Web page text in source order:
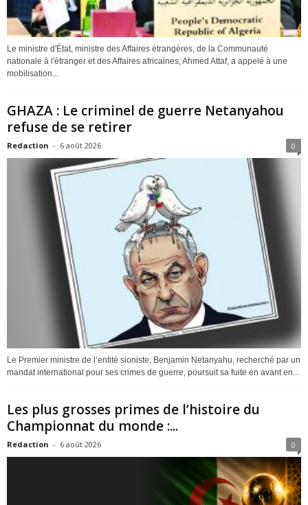
Le ministre d'État, ministre des Affaires étrangères, de la Communauté
nationale à l'étranger et des Affaires africaines, Ahmed Attaf, a appelé à une
mobilisation...
GHAZA : Le criminel de guerre Netanyahou
refuse de se retirer
Redaction - 6 août 2026 0
Le Premier ministre de l’entité sioniste, Benjamin Netanyahu, recherché par un
mandat international pour ses crimes de guerre, poursuit sa fuite en avant en...
Les plus grosses primes de l’histoire du
Championnat du monde :...
Redaction - 6 août 2026 0